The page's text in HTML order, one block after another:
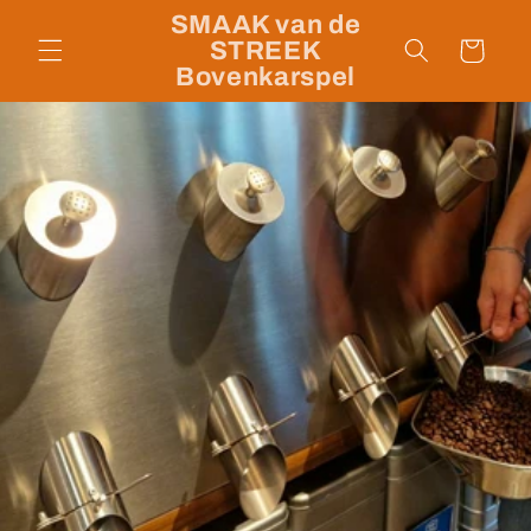
content
SMAAK van de
STREEK
Bovenkarspel
Winkelwagen